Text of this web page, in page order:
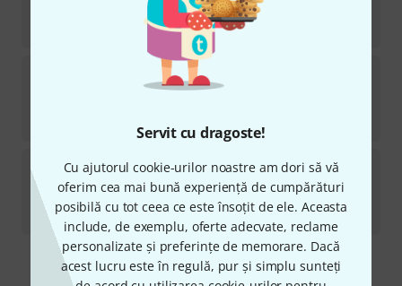
Servit cu dragoste!
Cu ajutorul cookie-urilor noastre am dori să vă
oferim cea mai bună experiență de cumpărături
posibilă cu tot ceea ce este însoțit de ele. Aceasta
include, de exemplu, oferte adecvate, reclame
personalizate și preferințe de memorare. Dacă
acest lucru este în regulă, pur și simplu sunteți
23,70lei
Balancer Emblem Trombone
7
lei
King Slide Stop Nut Tpt. SP
105 lei
Transport gratuit de la 1.500 lei